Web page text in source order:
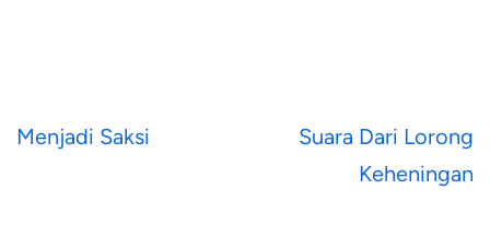
Navigasi
Menjadi Saksi
Suara Dari Lorong
Keheningan